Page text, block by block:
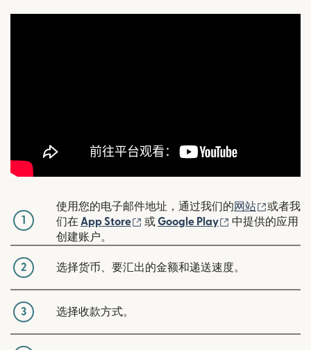
1
使用您的电子邮件地址，通过我们的网站 （在新
或者我
们在 App Store （在新窗口中打开）
或Google Play （在新窗口中打
中提供的应用
创建账户。
2 选择货币、要汇出的金额和递送速度。
3 选择收款方式。